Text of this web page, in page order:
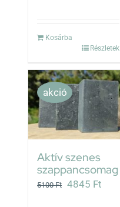
4800 Ft.
Kosárba
Részletek
akció
Aktív szenes
szappancsomag
5100Ft Original
4845 Ft